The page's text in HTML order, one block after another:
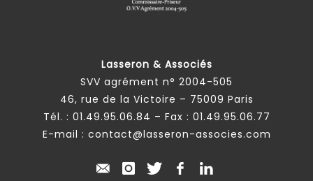
Lasseron & Associés
SVV agrément n° 2004-505
46, rue de la Victoire – 75009 Paris
Tél. : 01.49.95.06.84 – Fax : 01.49.95.06.77
E-mail : contact@lasseron-associes.com